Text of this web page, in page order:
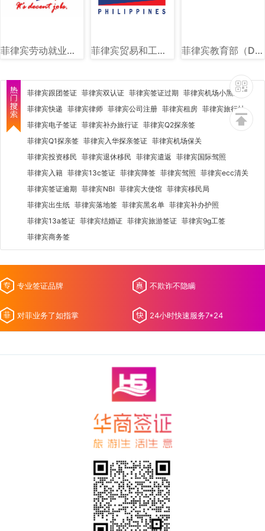
菲律宾劳动就业部（DOLE）图文讲解 菲律宾贸易和工业部（DTI）图文讲解 菲律宾教育部（DEPED）图文讲解
菲律宾跟团签证 菲律宾双认证 菲律宾签证过期 菲律宾机场小黑屋
菲律宾快递 菲律宾律师 菲律宾公司注册 菲律宾租房 菲律宾旅行社
菲律宾电子签证 菲律宾补办旅行证 菲律宾Q2探亲签
菲律宾Q1探亲签 菲律宾入华探亲签证 菲律宾机场保关
菲律宾投资移民 菲律宾退休移民 菲律宾遣返
菲律宾国际驾照
菲律宾入籍 菲律宾13c签证 菲律宾降签 菲律宾驾照 菲律宾ecc清关
菲律宾签证逾期 菲律宾NBI 菲律宾大使馆 菲律宾移民局
菲律宾出生纸 菲律宾落地签 菲律宾黑名单 菲律宾补办护照
菲律宾13a签证 菲律宾结婚证 菲律宾旅游签证 菲律宾9g工签
菲律宾商务签
专业签证品牌 不欺诈不隐瞒
对菲业务了如指掌 24小时快速服务7*24